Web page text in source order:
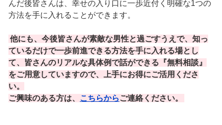
んだ後皆さんは、幸せの入り口に一歩近付く明確な1つの
方法を手に入れることができます。
他にも、今後皆さんが素敵な男性と過ごすうえで、知っ
ているだけで一歩前進できる方法を手に入れる場とし
て、皆さんのリアルな具体例で話ができる『無料相談』
をご用意していますので、上手にお得にご活用くださ
い。
ご興味のある方は、 こちらから ご連絡ください。